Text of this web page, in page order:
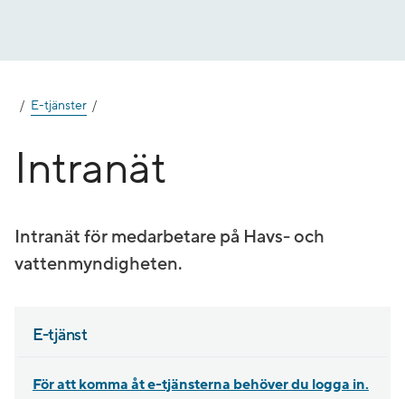
E-tjänster
Intranät
Intranät för medarbetare på Havs- och
vattenmyndigheten.
E-tjänst
För att komma åt e-tjänsterna behöver du logga in.